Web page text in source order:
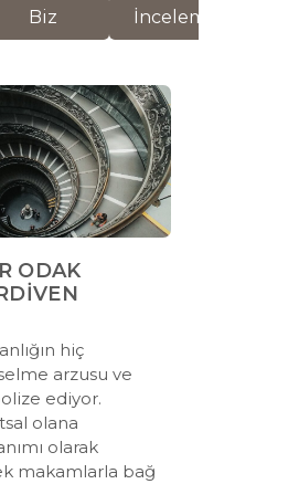
Biz İnceleme
ODAK
hiç
arzusu ve
ediyor.
olana
olarak
makamlarla bağ